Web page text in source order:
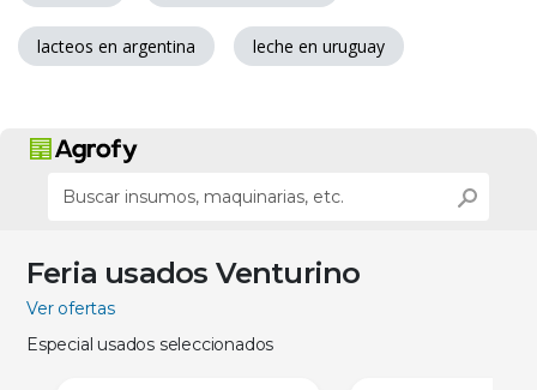
lacteos en argentina leche en uruguay
Feria usados Venturino
Ver ofertas
Especial usados seleccionados